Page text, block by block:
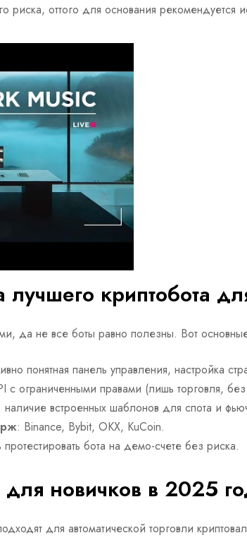
оттого для основания рекомендуется
криптобота
да не все боты равно полезны. Вот
понятная панель управления, настройка
ограниченными правами (лишь торговля, без
: наличие встроенных шаблонов для спота и
: Binance, Bybit, OKX, KuCoin.
протестировать бота на демо-счете без риска.
для новичков в 2025
для автоматической торговли